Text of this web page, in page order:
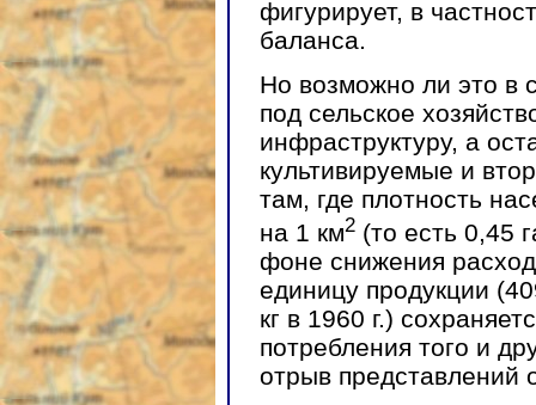
фигурирует, в
баланса.
Но возможно ли это в
под сельское
инфраструктуру, а
культивируемые и
там, где плотность
на 1 км2 (то есть 0,45
фоне снижения
единицу продукции
кг в 1960 г.)
потребления того и
отрыв представлений